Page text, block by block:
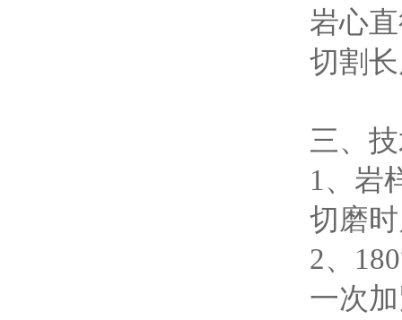
岩心
切割
三、
1、岩
切磨
2、
一次